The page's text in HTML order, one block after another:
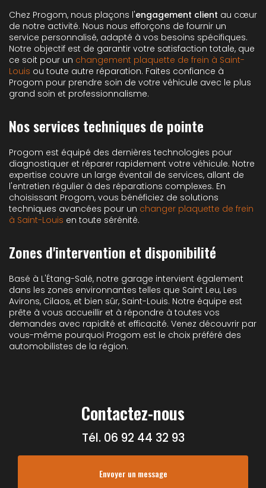
Chez Progom, nous plaçons l'engagement client au cœur
de notre activité. Nous nous efforçons de fournir un
service personnalisé, adapté à vos besoins spécifiques.
Notre objectif est de garantir votre satisfaction totale, que
ce soit pour un changement plaquette de frein à Saint-
Louis ou toute autre réparation. Faites confiance à
Progom pour prendre soin de votre véhicule avec le plus
grand soin et professionnalisme.
Nos services techniques de pointe
Progom est équipé des dernières technologies pour
diagnostiquer et réparer rapidement votre véhicule. Notre
expertise couvre un large éventail de services, allant de
l'entretien régulier à des réparations complexes. En
choisissant Progom, vous bénéficiez de solutions
techniques avancées pour un changer plaquette de frein
à Saint-Louis en toute sérénité.
Zones d'intervention et disponibilité
Basé à L'Étang-Salé, notre garage intervient également
dans les zones environnantes telles que Saint Leu, Les
Avirons, Cilaos, et bien sûr, Saint-Louis. Notre équipe est
prête à vous accueillir et à répondre à toutes vos
demandes avec rapidité et efficacité. Venez découvrir par
vous-même pourquoi Progom est le choix préféré des
automobilistes de la région.
Contactez-nous
Tél. 06 92 44 32 93
Envoyer un message